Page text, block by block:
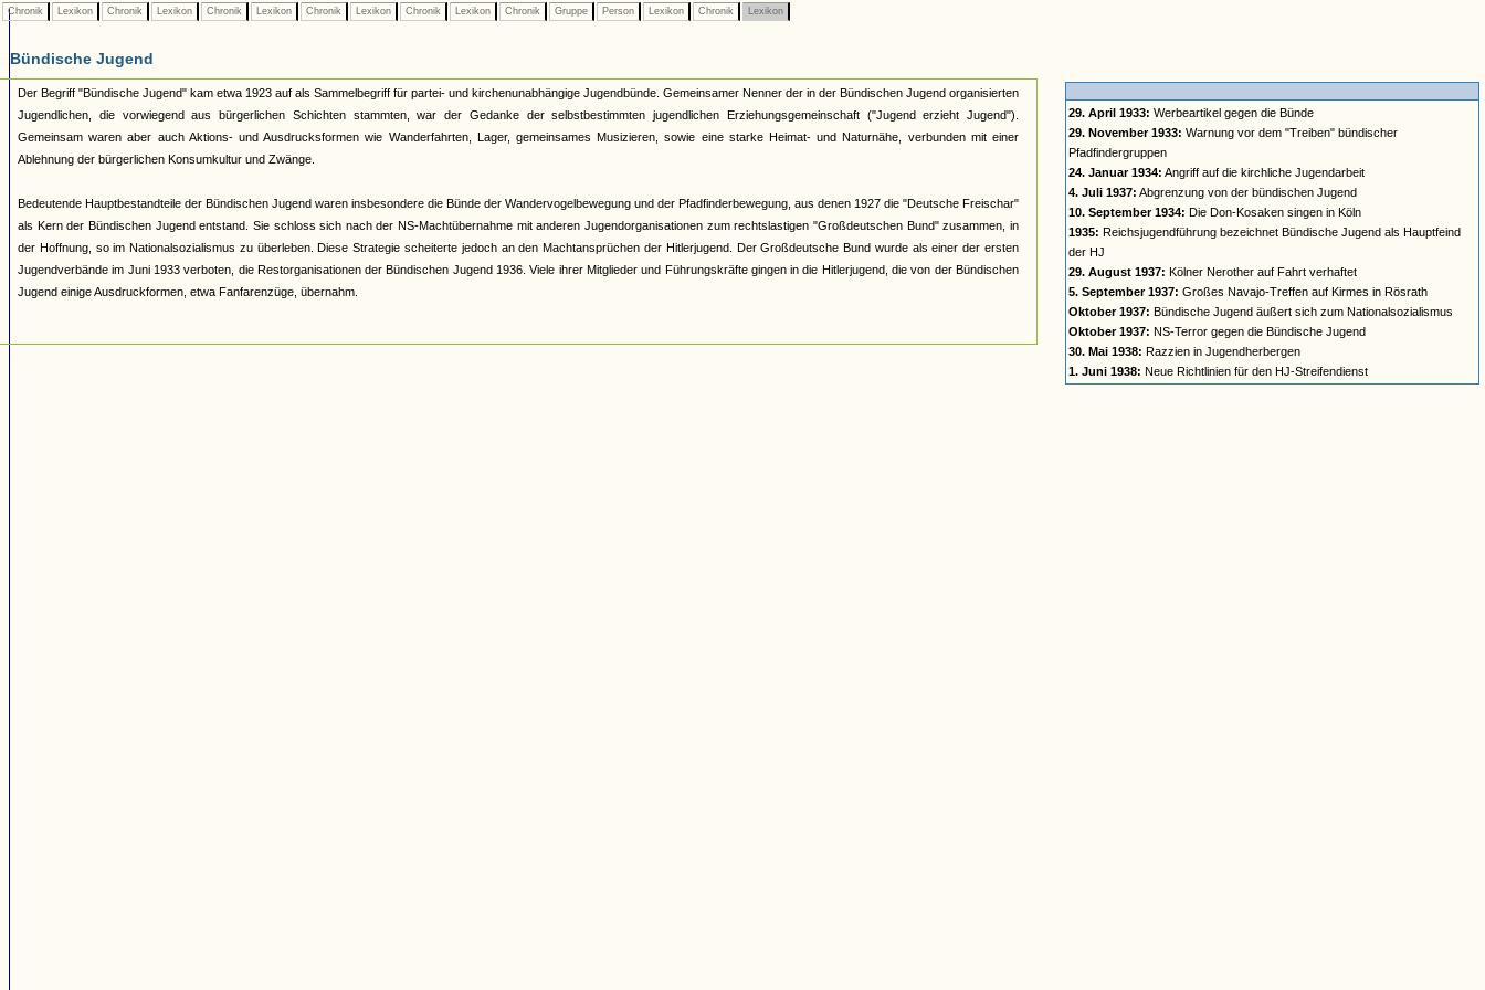
Chronik Lexikon Chronik Lexikon Chronik Lexikon Chronik Lexikon Chronik Lexikon Chronik Gruppe Person Lexikon Chronik Lexikon
Bündische Jugend
Der Begriff "Bündische Jugend" kam etwa 1923 auf als Sammelbegriff für partei- und kirchenunabhängige Jugendbünde. Gemeinsamer Nenner der in der Bündischen Jugend organisierten
Jugendlichen, die vorwiegend aus bürgerlichen Schichten stammten, war der Gedanke der selbstbestimmten jugendlichen Erziehungsgemeinschaft ("Jugend erzieht Jugend").
Gemeinsam waren aber auch Aktions- und Ausdrucksformen wie Wanderfahrten, Lager, gemeinsames Musizieren, sowie eine starke Heimat- und Naturnähe, verbunden mit einer
Ablehnung der bürgerlichen Konsumkultur und Zwänge.
Bedeutende Hauptbestandteile der Bündischen Jugend waren insbesondere die Bünde der Wandervogelbewegung und der Pfadfinderbewegung, aus denen 1927 die "Deutsche Freischar"
als Kern der Bündischen Jugend entstand. Sie schloss sich nach der NS-Machtübernahme mit anderen Jugendorganisationen zum rechtslastigen "Großdeutschen Bund" zusammen, in
der Hoffnung, so im Nationalsozialismus zu überleben. Diese Strategie scheiterte jedoch an den Machtansprüchen der Hitlerjugend. Der Großdeutsche Bund wurde als einer der ersten
Jugendverbände im Juni 1933 verboten, die Restorganisationen der Bündischen Jugend 1936. Viele ihrer Mitglieder und Führungskräfte gingen in die Hitlerjugend, die von der Bündischen
Jugend einige Ausdruckformen, etwa Fanfarenzüge, übernahm.
29. April 1933: Werbeartikel gegen die Bünde
29. November 1933: Warnung vor dem "Treiben" bündischer
Pfadfindergruppen
24. Januar 1934: Angriff auf die kirchliche Jugendarbeit
4. Juli 1937: Abgrenzung von der bündischen Jugend
10. September 1934: Die Don-Kosaken singen in Köln
1935: Reichsjugendführung bezeichnet Bündische Jugend als Hauptfeind
der HJ
29. August 1937: Kölner Nerother auf Fahrt verhaftet
5. September 1937: Großes Navajo-Treffen auf Kirmes in Rösrath
Oktober 1937: Bündische Jugend äußert sich zum Nationalsozialismus
Oktober 1937: NS-Terror gegen die Bündische Jugend
30. Mai 1938: Razzien in Jugendherbergen
1. Juni 1938: Neue Richtlinien für den HJ-Streifendienst